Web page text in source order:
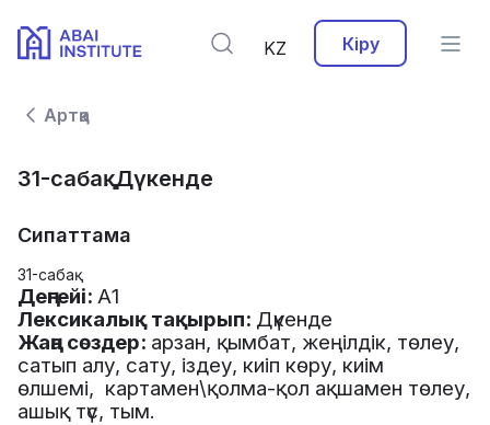
KZ Кіру
Артқа
31-сабақ. Дүкенде
Сипаттама
31-сабақ
Деңгейі: А1
Лексикалық тақырып: Дүкенде
Жаңа сөздер: арзан, қымбат, жеңілдік, төлеу,
сатып алу, сату, іздеу, киіп көру, киім
өлшемі, картамен\қолма-қол ақшамен төлеу,
ашық түс, тым.